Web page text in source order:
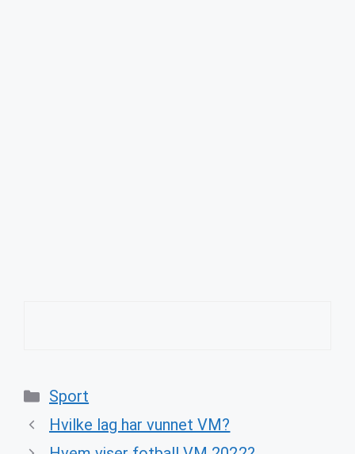
Categories
Sport
Hvilke lag har vunnet VM?